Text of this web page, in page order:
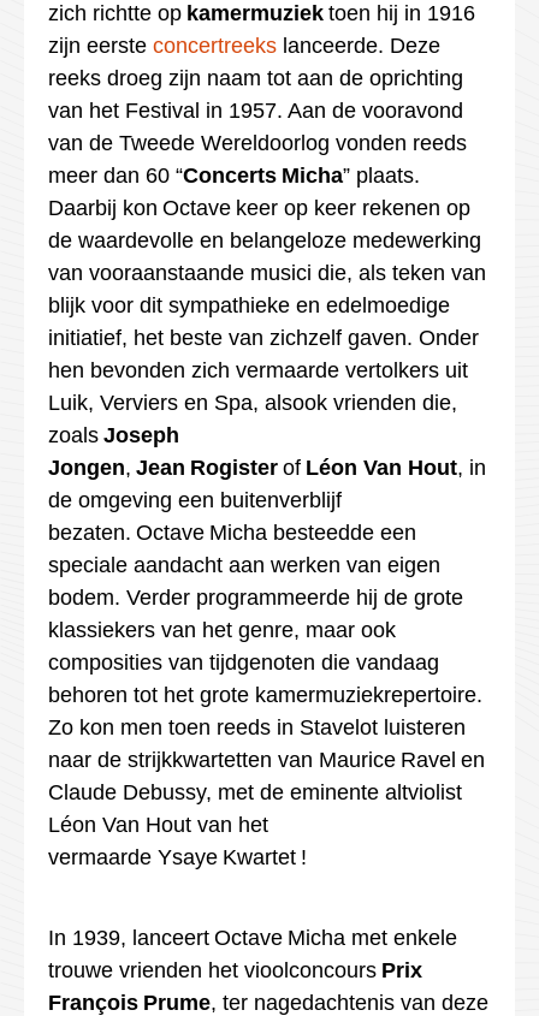
zich richtte op kamermuziek toen hij in 1916
zijn eerste concertreeks lanceerde. Deze
reeks droeg zijn naam tot aan de oprichting
van het Festival in 1957. Aan de vooravond
van de Tweede Wereldoorlog vonden reeds
meer dan 60 “Concerts Micha” plaats.
Daarbij kon Octave keer op keer rekenen op
de waardevolle en belangeloze medewerking
van vooraanstaande musici die, als teken van
blijk voor dit sympathieke en edelmoedige
initiatief, het beste van zichzelf gaven. Onder
hen bevonden zich vermaarde vertolkers uit
Luik, Verviers en Spa, alsook vrienden die,
zoals Joseph
Jongen, Jean Rogister of Léon Van Hout, in
de omgeving een buitenverblijf
bezaten. Octave Micha besteedde een
speciale aandacht aan werken van eigen
bodem. Verder programmeerde hij de grote
klassiekers van het genre, maar ook
composities van tijdgenoten die vandaag
behoren tot het grote kamermuziekrepertoire.
Zo kon men toen reeds in Stavelot luisteren
naar de strijkkwartetten van Maurice Ravel en
Claude Debussy, met de eminente altviolist
Léon Van Hout van het
vermaarde Ysaye Kwartet !
In 1939, lanceert Octave Micha met enkele
trouwe vrienden het vioolconcours Prix
François Prume, ter nagedachtenis van deze